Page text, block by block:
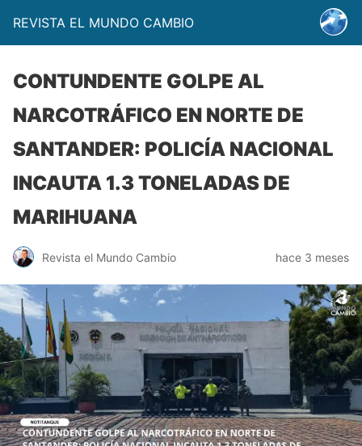
REVISTA EL MUNDO CAMBIO
CONTUNDENTE GOLPE AL
NARCOTRÁFICO EN NORTE DE
SANTANDER: POLICÍA NACIONAL
INCAUTA 1.3 TONELADAS DE
MARIHUANA
Revista el Mundo Cambio hace 3 meses